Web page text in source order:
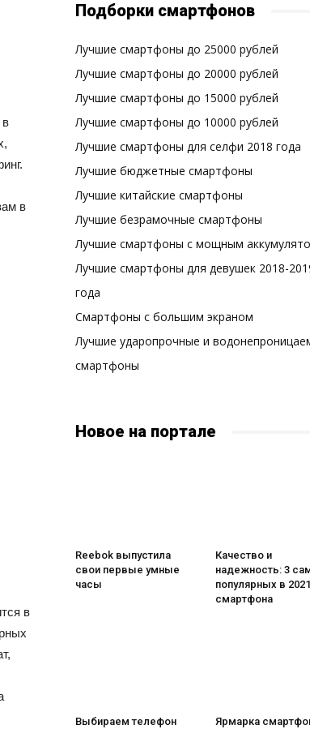
в
в
в
Подборки смартфонов
Лучшие смартфоны до 25000 рублей
Лучшие смартфоны до 20000 рублей
Лучшие смартфоны до 15000 рублей
Лучшие смартфоны до 10000 рублей
Лучшие смартфоны для селфи 2018 года
Лучшие бюджетные смартфоны
Лучшие китайские смартфоны
Лучшие безрамочные смартфоны
Лучшие смартфоны с мощным
Лучшие смартфоны для девушек 2018-
года
Смартфоны с большим экраном
Лучшие ударопрочные и
смартфоны
Новое на портале
Reebok выпустила
свои первые умные
часы
Качество и
надежность: 3
популярных в
смартфона
Выбираем телефон
Ярмарка